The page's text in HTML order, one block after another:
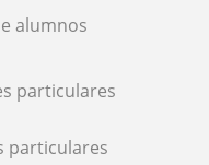
alumnos
particulares
particulares